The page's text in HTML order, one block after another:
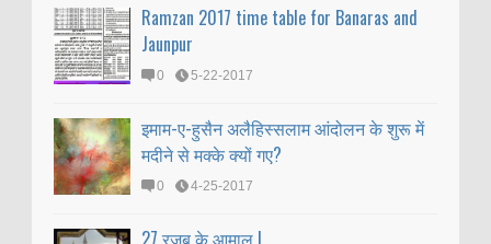
Ramzan 2017 time table for Banaras and
Jaunpur
0 5-22-2017
इमाम-ए-हुसैन अलैहिस्सलाम आंदोलन के शुरू में
मदीने से मक्के क्यों गए?
0 4-25-2017
27 रजब के आमाल |